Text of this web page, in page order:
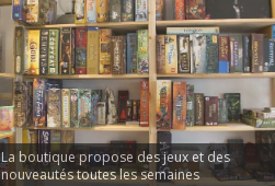
La boutique propose des jeux et des
nouveautés toutes les semaines